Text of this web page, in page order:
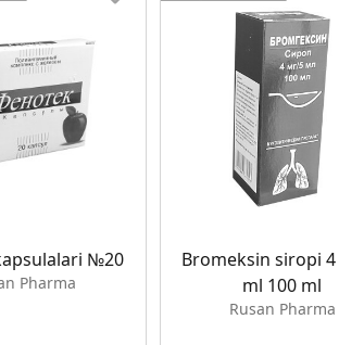
№20
Pharma
Bromeksin siropi
ml 100 ml
Rusan Pharma